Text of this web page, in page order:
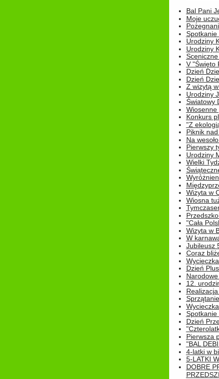
Bal Pani
Moje
Spotkanie
Urodziny
Urodziny
V "Święto
Dzień
Dzień
Z wizytą
Urodziny
Światowy
Wiosenne
Konkurs
"Z
Piknik
Na
Pierwszy
Urodziny
Wielki
Wizyta w
Wiosna
"Cała
Wizyta w
W
Jubileusz
Coraz
Dzień
12.
Spotkanie
Dzień
Pierwsza
"BAL
4-latki w
5-LATKI
DOBRE